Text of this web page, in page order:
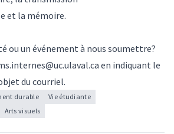
et la mémoire.
ou un événement à nous soumettre?
en indiquant le
du courriel.
durable
Vie étudiante
Arts visuels